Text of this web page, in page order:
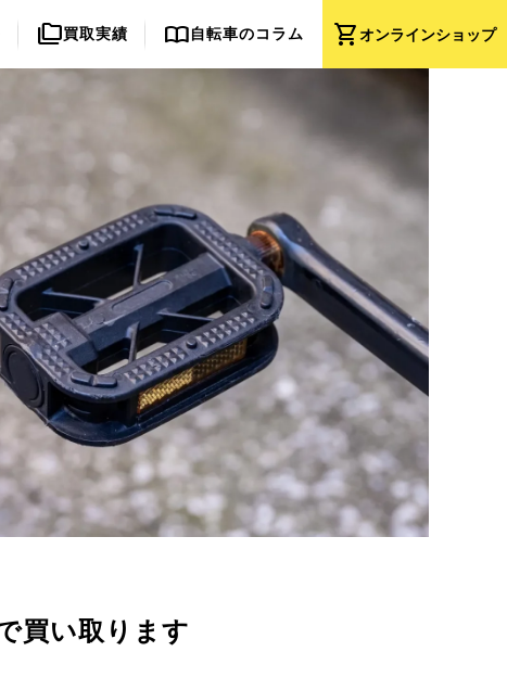
shopping_cartオンラインショップ
folder_copy買取実績 import_contacts自転車のコラム
買い取ります